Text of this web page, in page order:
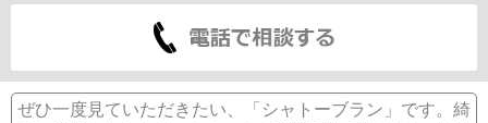
ぜひ一度見ていただきたい、「シャトーブラン」です。綺